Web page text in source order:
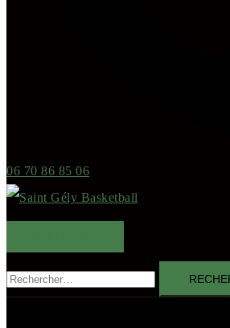
06 70 86 85 06
Rechercher :